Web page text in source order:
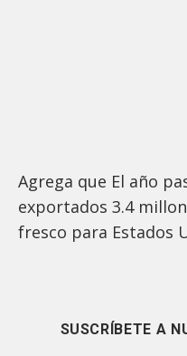
Agrega que El año
exportados 3.4
fresco para Estados
SUSCRÍBETE A